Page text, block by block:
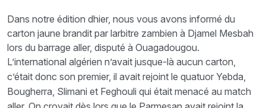
Dans notre édition dhier, nous vous avons informé du
carton jaune brandit par larbitre zambien à Djamel Mesbah
lors du barrage aller, disputé à Ouagadougou.
L’international algérien n’avait jusque-là aucun carton,
c’était donc son premier, il avait rejoint le quatuor Yebda,
Bougherra, Slimani et Feghouli qui était menacé au match